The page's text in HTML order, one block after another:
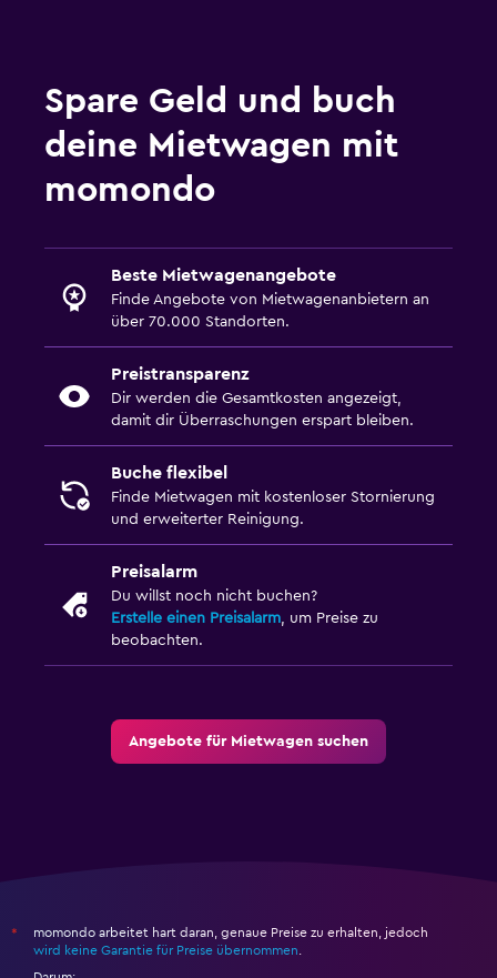
Spare Geld und buch
deine Mietwagen mit
momondo
Beste Mietwagenangebote
Finde Angebote von Mietwagenanbietern an
über 70.000 Standorten.
Preistransparenz
Dir werden die Gesamtkosten angezeigt,
damit dir Überraschungen erspart bleiben.
Buche flexibel
Finde Mietwagen mit kostenloser Stornierung
und erweiterter Reinigung.
Preisalarm
Du willst noch nicht buchen?
Erstelle einen Preisalarm, um Preise zu
beobachten.
Angebote für Mietwagen suchen
*
momondo arbeitet hart daran, genaue Preise zu erhalten, jedoch
wird keine Garantie für Preise übernommen